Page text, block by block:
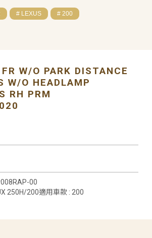
# LEXUS # 200
W/O PARK DISTANCE
W/O HEADLAMP
RH PRM
00
250H/200適用車款 : 200